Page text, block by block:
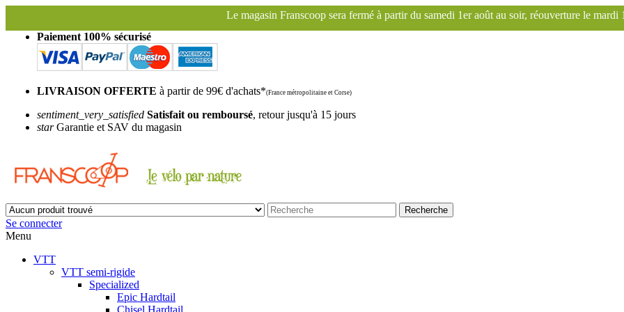
Le magasin Franscoop sera fermé à partir du samedi 1er août au soir, réouverture le mardi 1er septembre. Le
Paiement 100% sécurisé
LIVRAISON OFFERTE à partir de 99€ d'achats*(France métropolitaine et Corse)
sentiment_very_satisfied Satisfait ou remboursé, retour jusqu'à 15 jours
starGarantie et SAV du magasin
Recherche
Se connecter
Menu
VTT
VTT semi-rigide
Specialized
Epic Hardtail
Chisel Hardtail